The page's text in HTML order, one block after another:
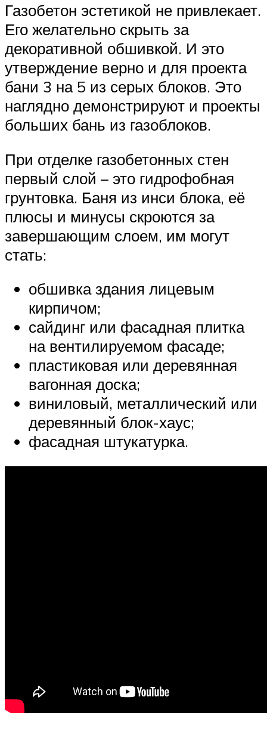
Газобетон эстетикой не привлекает.
Его желательно скрыть за
декоративной обшивкой. И это
утверждение верно и для проекта
бани 3 на 5 из серых блоков. Это
наглядно демонстрируют и проекты
больших бань из газоблоков.
При отделке газобетонных стен
первый слой – это гидрофобная
грунтовка. Баня из инси блока, её
плюсы и минусы скроются за
завершающим слоем, им могут
стать:
обшивка здания лицевым
кирпичом;
сайдинг или фасадная плитка
на вентилируемом фасаде;
пластиковая или деревянная
вагонная доска;
виниловый, металлический или
деревянный блок-хаус;
фасадная штукатурка.